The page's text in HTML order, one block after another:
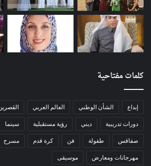
كلمات مفتاحية
إبداع الشأن الوطني العالم العربي
دورات تدريبية ديني رؤية مستقبلية سينما
صفاقس طفولة فن كرة قدم مسرح
مهرجانات ومعارض موسيقى